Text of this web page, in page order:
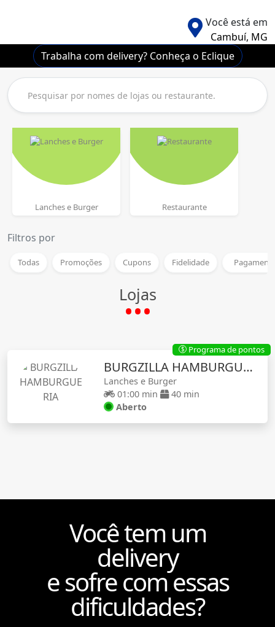
Você está em
Cambuí, MG
Trabalha com delivery? Conheça o Eclique
Lanches e Burger Restaurante
Filtros por
Todas Promoções Cupons Fidelidade
Lojas
BURGZILLA HAMBURGUERIA
Lanches e Burger
01:00 min
40 min
Aberto
$ Programa de pontos
Você tem um
delivery
e sofre com essas
dificuldades?